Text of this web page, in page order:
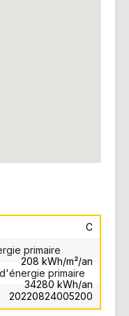
C
primaire
208 kWh/m²/an
primaire
34280 kWh/an
20220824005200